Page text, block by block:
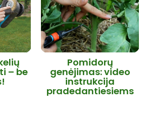
– be
Pomidorų
genėjimas: video
instrukcija
pradedantiesiems